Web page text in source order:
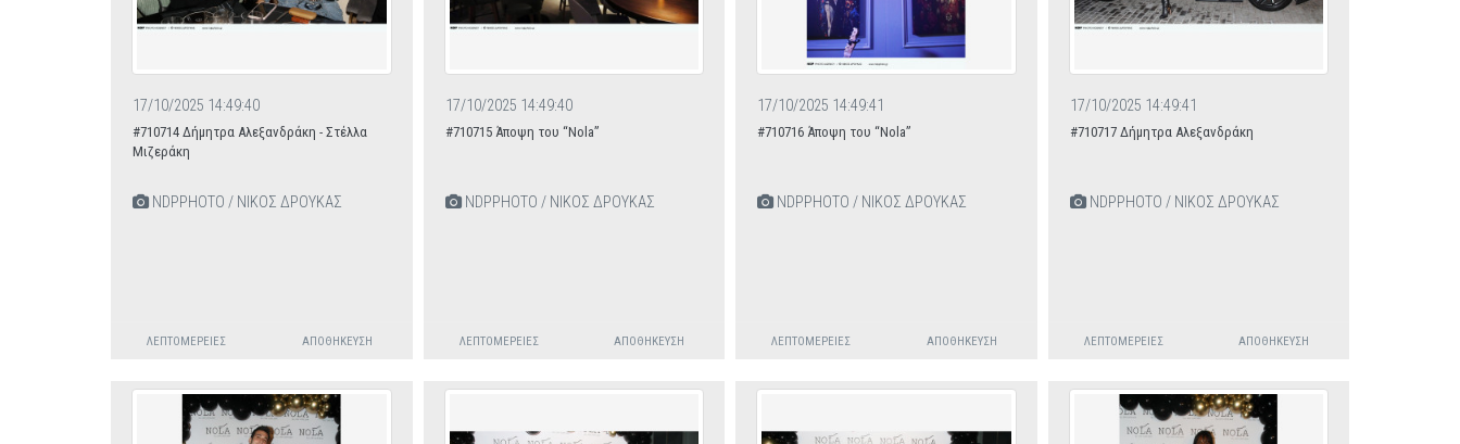
17/10/2025 14:49:40
#710714 Δήμητρα Αλεξανδράκη - Στέλλα
Μιζεράκη
NDPPHOTO / ΝΙΚΟΣ ΔΡΟΥΚΑΣ
ΛΕΠΤΟΜΈΡΕΙΕΣ ΑΠΟΘΉΚΕΥΣΗ
17/10/2025 14:49:40
#710715 Άποψη του “Nola”
NDPPHOTO / ΝΙΚΟΣ ΔΡΟΥΚΑΣ
ΛΕΠΤΟΜΈΡΕΙΕΣ ΑΠΟΘΉΚΕΥΣΗ
17/10/2025 14:49:41
#710716 Άποψη του “Nola”
NDPPHOTO / ΝΙΚΟΣ ΔΡΟΥΚΑΣ
ΛΕΠΤΟΜΈΡΕΙΕΣ ΑΠΟΘΉΚΕΥΣΗ
17/10/2025 14:49:41
#710717 Δήμητρα Αλεξανδράκη
NDPPHOTO / ΝΙΚΟΣ ΔΡΟΥΚΑΣ
ΛΕΠΤΟΜΈΡΕΙΕΣ ΑΠΟΘΉΚΕΥΣΗ